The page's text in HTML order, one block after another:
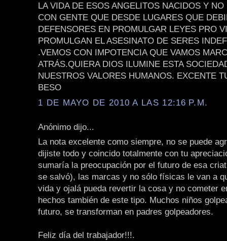
LA VIDA DE ESOS ANGELITOS NACIDOS Y
CON GENTE QUE DESDE LUGARES QUE
DEFENSORES EN PROMULGAR LEYES PRO
PROMULGAN EL ASESINATO DE SERES
.VEMOS CON IMPOTENCIA QUE VAMOS
ATRÁS.QUIERA DIOS ILUMINE ESTA
NUESTROS VALORES HUMANOS. EXCENTE
BESO
1 DE MAYO DE 2010 A LAS 12:16 P.M.
Anónimo dijo...
La nota excelente como siempre, no se puede
dijiste todo y coincido totalmente con tu
sumaría la preocupación por el futuro de esa
se salvó), las marcas y no sólo físicas le van a
vida y ojalá pueda revertir la cosa y no cometer
hechos también de este tipo. Muchos niños
futuro, se transforman en padres golpeadores.
Feliz día del trabajador!!!.